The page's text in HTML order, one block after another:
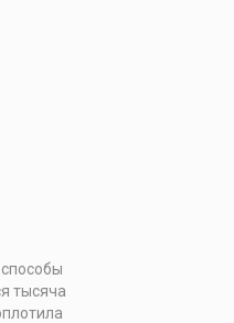
тысяча